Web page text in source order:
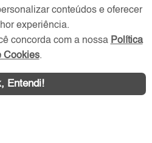
Sociais
conteúdos e oferecer
experiência.
concorda com a nossa Política
Cookies.
Entendi!